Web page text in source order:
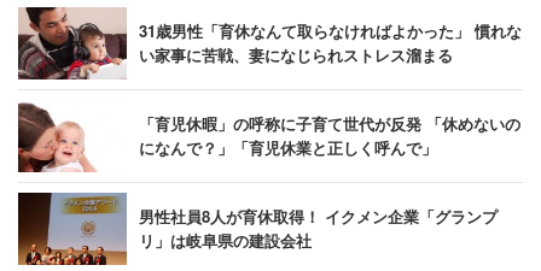
一方で、現状の制度では国会議員が育休を取得しても、そ
の期間中の議員報酬が全額支給されることになる。そのた
め、野党議員としては「特権優遇ではない国会議員の育休
を制度化する法案を提案するほうが現実的だ」という意見
もあった。今回の件では間に合わないかも知れないが、国
会議員に関しても堂々と育休を取れるようするために何ら
かの制度設計が必要、ということだろう。今後の議論が注
目される。
31歳男性「育休なんて取らなければよかった」 慣れな
い家事に苦戦、妻になじられストレス溜まる
「育児休暇」の呼称に子育て世代が反発 「休めないの
になんで？」「育児休業と正しく呼んで」
男性社員8人が育休取得！ イクメン企業「グランプ
リ」は岐阜県の建設会社